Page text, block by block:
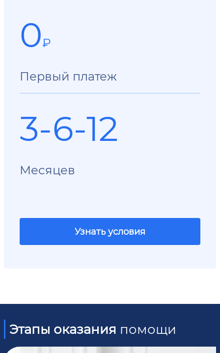
0₽
Первый платеж
3-6-12
Месяцев
Узнать условия
Этапы оказания помощи